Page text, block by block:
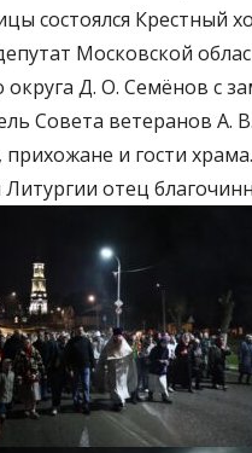
состоялся Крестный
Московской
округа Д. О. Семёнов с
Совета ветеранов А.
прихожане и гости
отец